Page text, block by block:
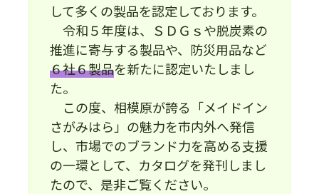
して多くの製品を認定しております。
令和５年度は、ＳＤＧｓや脱炭素の
推進に寄与する製品や、防災用品など
６社６製品を新たに認定いたしまし
た。
この度、相模原が誇る「メイドイン
さがみはら」の魅力を市内外へ発信
し、市場でのブランド力を高める支援
の一環として、カタログを発刊しまし
たので、是非ご覧ください。